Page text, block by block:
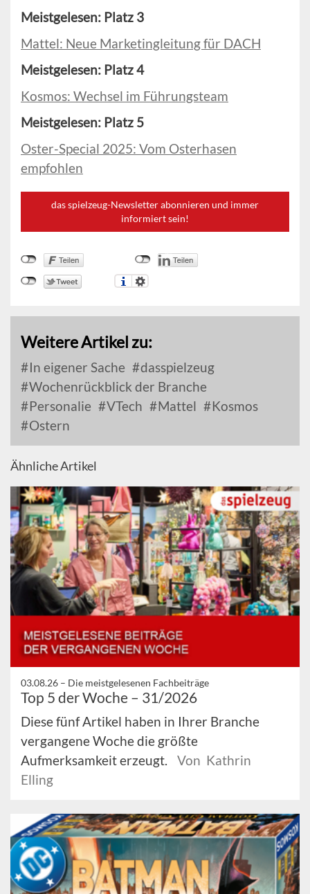
Meistgelesen: Platz 3
Mattel: Neue Marketingleitung für DACH
Meistgelesen: Platz 4
Kosmos: Wechsel im Führungsteam
Meistgelesen: Platz 5
Oster-Special 2025: Vom Osterhasen
empfohlen
das spielzeug-Newsletter abonnieren und immer
informiert sein!
Weitere Artikel zu:
In eigener Sache
dasspielzeug
Wochenrückblick der Branche
Personalie
VTech Mattel
Kosmos
Ostern
Ähnliche Artikel
03.08.26 – Die meistgelesenen Fachbeiträge
Top 5 der Woche – 31/2026
Diese fünf Artikel haben in Ihrer Branche
vergangene Woche die größte
Aufmerksamkeit erzeugt.
Von Kathrin
Elling